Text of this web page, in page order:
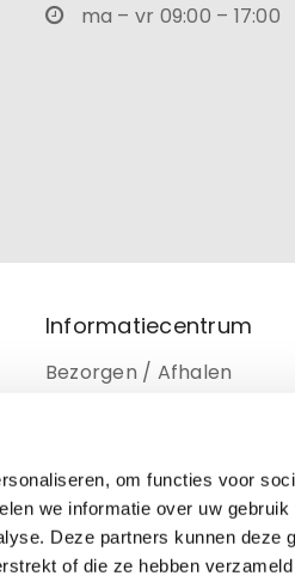
om functies voor
we informatie over uw
Deze partners kunnen deze
of die ze hebben
ma – vr 09:00 – 17:00
Informatiecentrum
Bezorgen / Afhalen
Disclaimer
Cookiebeleid